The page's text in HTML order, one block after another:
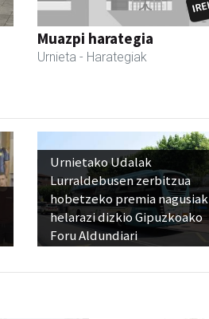
Muazpi harategia
Urnieta - Harategiak
Urnietako Udalak
Lurraldebusen zerbitzua
hobetzeko premia nagusiak
helarazi dizkio Gipuzkoako
Foru Aldundiari